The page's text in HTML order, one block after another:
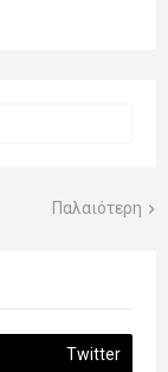
Παλαιότερη
Twitter